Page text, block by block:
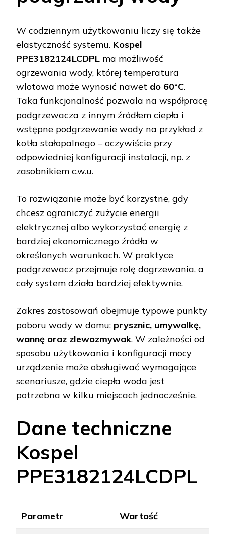
W codziennym użytkowaniu liczy się także
elastyczność systemu. Kospel
PPE3182124LCDPL ma możliwość
ogrzewania wody, której temperatura
wlotowa może wynosić nawet do 60°C.
Taka funkcjonalność pozwala na współpracę
podgrzewacza z innym źródłem ciepła i
wstępne podgrzewanie wody na przykład z
kotła stałopalnego – oczywiście przy
odpowiedniej konfiguracji instalacji, np. z
zasobnikiem c.w.u.
To rozwiązanie może być korzystne, gdy
chcesz ograniczyć zużycie energii
elektrycznej albo wykorzystać energię z
bardziej ekonomicznego źródła w
określonych warunkach. W praktyce
podgrzewacz przejmuje rolę dogrzewania, a
cały system działa bardziej efektywnie.
Zakres zastosowań obejmuje typowe punkty
poboru wody w domu: prysznic, umywalkę,
wannę oraz zlewozmywak. W zależności od
sposobu użytkowania i konfiguracji mocy
urządzenie może obsługiwać wymagające
scenariusze, gdzie ciepła woda jest
potrzebna w kilku miejscach jednocześnie.
Dane techniczne
Kospel
PPE3182124LCDPL
Parametr Wartość